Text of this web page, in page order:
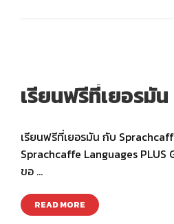
เรียนฟรีที่เยอรมัน
เรียนฟรีที่เยอรมัน กับ
Sprachcaffe Languages PLUS
ขอ …
READ MORE